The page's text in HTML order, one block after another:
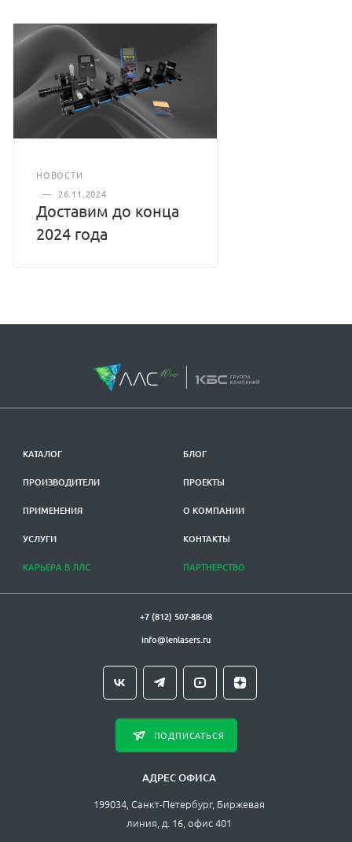
НОВОСТИ
—
26.11.2024
Доставим до конца
2024 года
КАТАЛОГ
ПРОИЗВОДИТЕЛИ
ПРИМЕНЕНИЯ
УСЛУГИ
КАРЬЕРА В ЛЛС
БЛОГ
ПРОЕКТЫ
О КОМПАНИИ
КОНТАКТЫ
ПАРТНЕРСТВО
+7 (812) 507-88-08
info@lenlasers.ru
ПОДПИСАТЬСЯ
АДРЕС ОФИСА
199034, Санкт-Петербург, Биржевая
линия, д. 16, офис 401